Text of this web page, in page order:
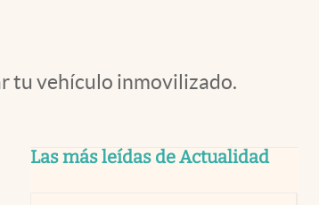
tu vehículo inmovilizado.
Las más leídas de Actualidad